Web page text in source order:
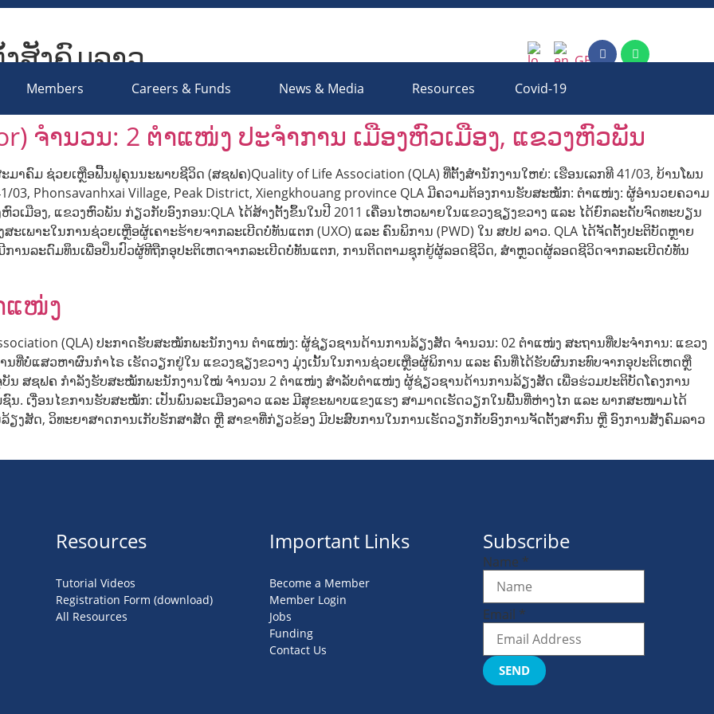
ສັງຄົມລາວ
Organizations Platform
Members Careers & Funds News & Media Resources Covid-19
ຈຳນວນ: 2 ຕຳແໜ່ງ ປະຈຳການ ເມືອງຫົວເມືອງ, ແຂວງຫົວພັນ
ຄົມ ຊ່ວຍເຫຼືອຟື້ນຟູຄຸນນະພາບຊີວິດ (ສຊຟຄ)Quality of Life Association (QLA) ທີ່ຕັ້ງສຳນັກງານໃຫຍ່: ເຮືອນເລກທີ 41/03, ບ້ານໂພນ
03, Phonsavanhxai Village, Peak District, Xiengkhouang province QLA ມີຄວາມຕ້ອງການຮັບສະໝັກ: ຕຳແໜ່ງ: ຜູ້ອຳນວຍຄວາມ
ເມືອງ, ແຂວງຫົວພັນ ກ່ຽວກັບອົງກອນ:QLA ໄດ້ສ້າງຕັ້ງຂຶ້ນໃນປີ 2011 ເຄື່ອນໄຫວພາຍໃນແຂວງຊຽງຂວາງ ແລະ ໄດ້ຍົກລະດັບຈົດທະບຽນ
ະເພາະໃນການຊ່ວຍເຫຼືອຜູ້ເຄາະຮ້າຍຈາກລະເບີດບໍ່ທັນແຕກ (UXO) ແລະ ຄົນພິການ (PWD) ໃນ ສປປ ລາວ. QLA ໄດ້ຈັດຕັ້ງປະຕິບັດຫຼາຍ
ານລະດົມທຶນເພື່ອປິ່ນປົວຜູ້ທີຖືກອຸປະຕິເຫດຈາກລະເບີດບໍ່ທັນແຕກ, ການຕິດຕາມຊຸກຍູ້ຜູ້ລອດຊີວິດ, ສໍາຫຼວດຜູ້ລອດຊີວິດຈາກລະເບີດບໍ່ທັນ
ແໜ່ງ
(QLA) ປະກາດຮັບສະໝັກພະນັກງານ ຕຳແໜ່ງ: ຜູ້ຊ່ຽວຊານດ້ານການລ້ຽງສັດ ຈຳນວນ: 02 ຕຳແໜ່ງ ສະຖານທີ່ປະຈຳການ: ແຂວງ
ທີ່ບໍ່ແສວຫາຜົນກຳໄຣ ເຮັດວຽກຢູ່ໃນ ແຂວງຊຽງຂວາງ ມຸ່ງເນັ້ນໃນການຊ່ວຍເຫຼືອຜູ້ພິການ ແລະ ຄົນທີ່ໄດ້ຮັບຜົນກະທົບຈາກອຸປະຕິເຫດຫຼື
ນ ສຊຟຄ ກຳລັງຮັບສະໝັກພະນັກງານໃໝ່ ຈຳນວນ 2 ຕຳແໜ່ງ ສຳລັບຕຳແໜ່ງ ຜູ້ຊ່ຽວຊານດ້ານການລ້ຽງສັດ ເພື່ອຮ່ວມປະຕິບັດໂຄງການ
. ເງື່ອນໄຂການຮັບສະໝັກ: ເປັນພົນລະເມືອງລາວ ແລະ ມີສຸຂະພາບແຂງແຮງ ສາມາດເຮັດວຽກໃນພື້ນທີ່ຫ່າງໄກ ແລະ ພາກສະໜາມໄດ້
ງສັດ, ວິທະຍາສາດການເກັບຮັກສາສັດ ຫຼື ສາຂາທີ່ກ່ຽວຂ້ອງ ມີປະສົບການໃນການເຮັດວຽກກັບອົງການຈັດຕັ້ງສາກົນ ຫຼື ອົງການສັງຄົມລາວ
Resources
Tutorial Videos
Registration Form (download)
All Resources
Important Links
Become a Member
Member Login
Jobs
Funding
Contact Us
Subscribe
Name *
Email *
SEND